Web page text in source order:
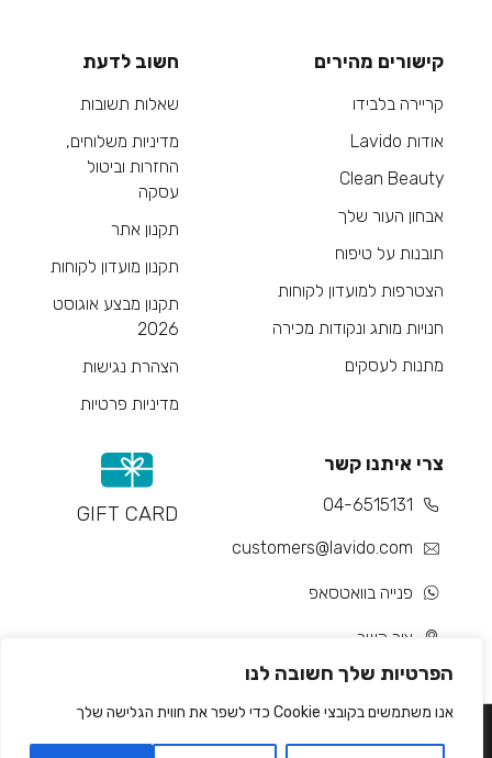
הפרטיות שלך חשובה לנו
אנו משתמשים בקובצי Cookie כדי לשפר את חווית הגלישה שלך
קישורים מהירים
קריירה בלבידו
אודות Lavido
Clean Beauty
אבחון העור שלך
תובנות על טיפוח
הצטרפות למועדון לקוחות
חנויות מותג ונקודות מכירה
מתנות לעסקים
חשוב לדעת
שאלות תשובות
מדיניות משלוחים,
החזרות וביטול
עסקה
תקנון אתר
תקנון מועדון לקוחות
תקנון מבצע אוגוסט
2026
הצהרת נגישות
מדיניות פרטיות
צרי איתנו קשר
04-6515131
customers@lavido.com
פנייה בוואטסאפ
צור קשר
GIFT CARD